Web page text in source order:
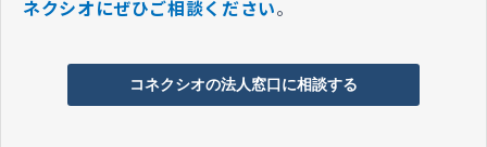
ネクシオにぜひご相談ください。
コネクシオの法人窓口に相談する